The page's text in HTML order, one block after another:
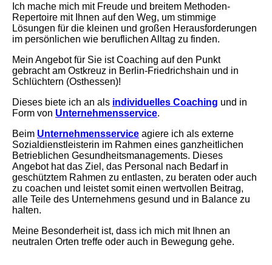
Ich mache mich mit Freude und breitem Methoden-
Repertoire mit Ihnen auf den Weg, um stimmige
Lösungen für die kleinen und großen Herausforderungen
im persönlichen wie beruflichen Alltag zu finden.
Mein Angebot für Sie istCoaching auf den Punkt
gebracht am Ostkreuz in Berlin-Friedrichshain und in
Schlüchtern (Osthessen)!
Dieses biete ich an als individuelles Coaching und in
Form von Unternehmensservice.
Beim Unternehmensservice agiere ich als externe
Sozialdienstleisterin im Rahmen eines ganzheitlichen
Betrieblichen Gesundheitsmanagements. Dieses
Angebot hat das Ziel, das Personal nach Bedarf in
geschütztem Rahmen zu entlasten, zu beraten oder auch
zu coachen und leistet somit einen wertvollen Beitrag,
alle Teile des Unternehmens gesund und in Balance zu
halten.
Meine Besonderheit ist, dass ich mich mit Ihnen an
neutralen Orten treffe oder auch in Bewegung gehe.